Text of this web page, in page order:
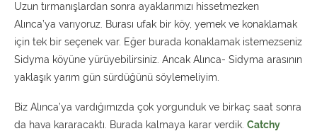
Uzun tırmanışlardan sonra ayaklarımızı hissetmezken
Alınca’ya varıyoruz. Burası ufak bir köy, yemek ve konaklamak
için tek bir seçenek var. Eğer burada konaklamak istemezseniz
Sidyma köyüne yürüyebilirsiniz. Ancak Alınca- Sidyma arasının
yaklaşık yarım gün sürdüğünü söylemeliyim.
Biz Alınca’ya vardığımızda çok yorgunduk ve birkaç saat sonra
da hava kararacaktı. Burada kalmaya karar verdik. Catchy